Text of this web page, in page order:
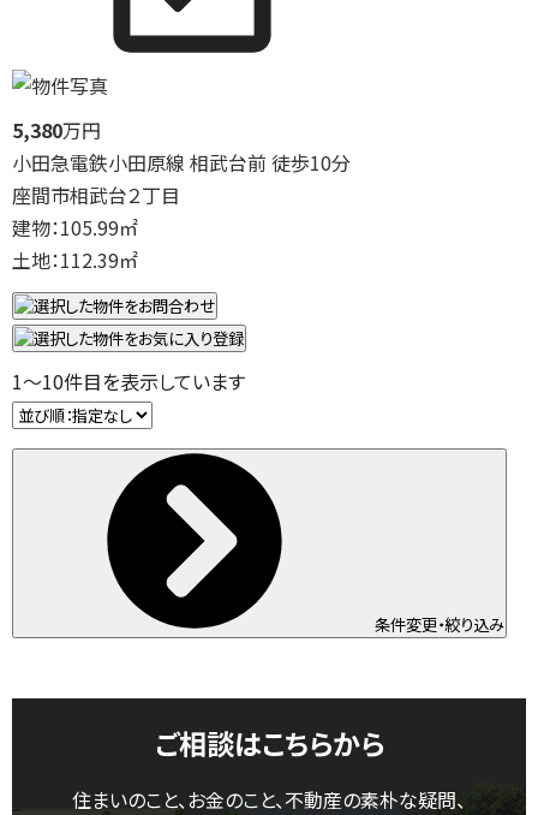
5,380万円
小田急電鉄小田原線 相武台前 徒歩10分
座間市相武台２丁目
建物：105.99㎡
土地：112.39㎡
1～10件目を表示しています
条件変更・絞り込み
ご相談はこちらから
住まいのこと、お金のこと、不動産の素朴な疑問、